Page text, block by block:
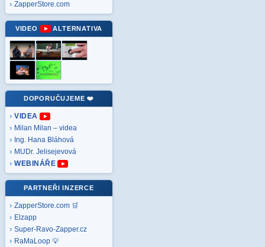
ZapperStore.com
VIDEO ALTERNATIVA
DOPORUČUJEME ❤️
VIDEA
Milan Milan – videa
Ing. Hana Bláhová
MUDr. Jelisejevová
WEBINÁŘE
PARTNEŘI INZERCE
ZapperStore.com 🛒
Elzapp
Super-Ravo-Zapper.cz
RaMaLoop 💡